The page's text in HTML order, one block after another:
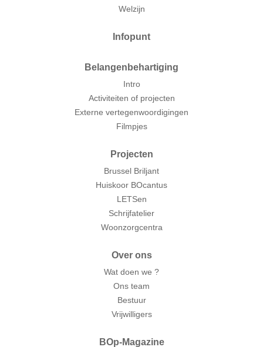
Welzijn
Infopunt
Belangenbehartiging
Intro
Activiteiten of projecten
Externe vertegenwoordigingen
Filmpjes
Projecten
Brussel Briljant
Huiskoor BOcantus
LETSen
Schrijfatelier
Woonzorgcentra
Over ons
Wat doen we ?
Ons team
Bestuur
Vrijwilligers
BOp-Magazine